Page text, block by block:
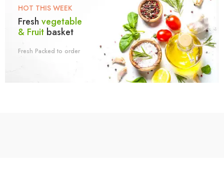
HOT THIS WEEK
Fresh vegetable
& Fruitbasket
Fresh Packed to order